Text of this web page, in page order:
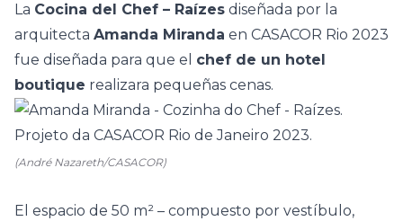
La Cocina del Chef – Raízes diseñada por la
arquitecta Amanda Miranda en CASACOR Rio 2023
fue diseñada para que el chef de un hotel
boutique realizara pequeñas cenas.
(André Nazareth/CASACOR)
El espacio de 50 m² – compuesto por vestíbulo,